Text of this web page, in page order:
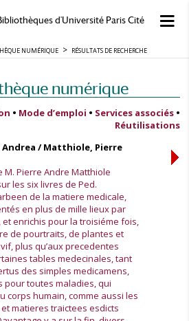
d'Université Paris Cité
NUMÉRIQUE RÉSULTATS DE RECHERCHE
numérique
• Mode d’emploi • Services associés •
Réutilisations
/ Matthiole, Pierre
M. Pierre Andre Matthiole
les six livres de Ped.
de la matiere medicale,
en plus de mille lieux par
et enrichis pour la troisiéme fois,
de pourtraits, de plantes et
plus qu’aux precedentes
tables medecinales, tant
des simples medicamens,
pour toutes maladies, qui
corps humain, comme aussi les
matieres traictees esdicts